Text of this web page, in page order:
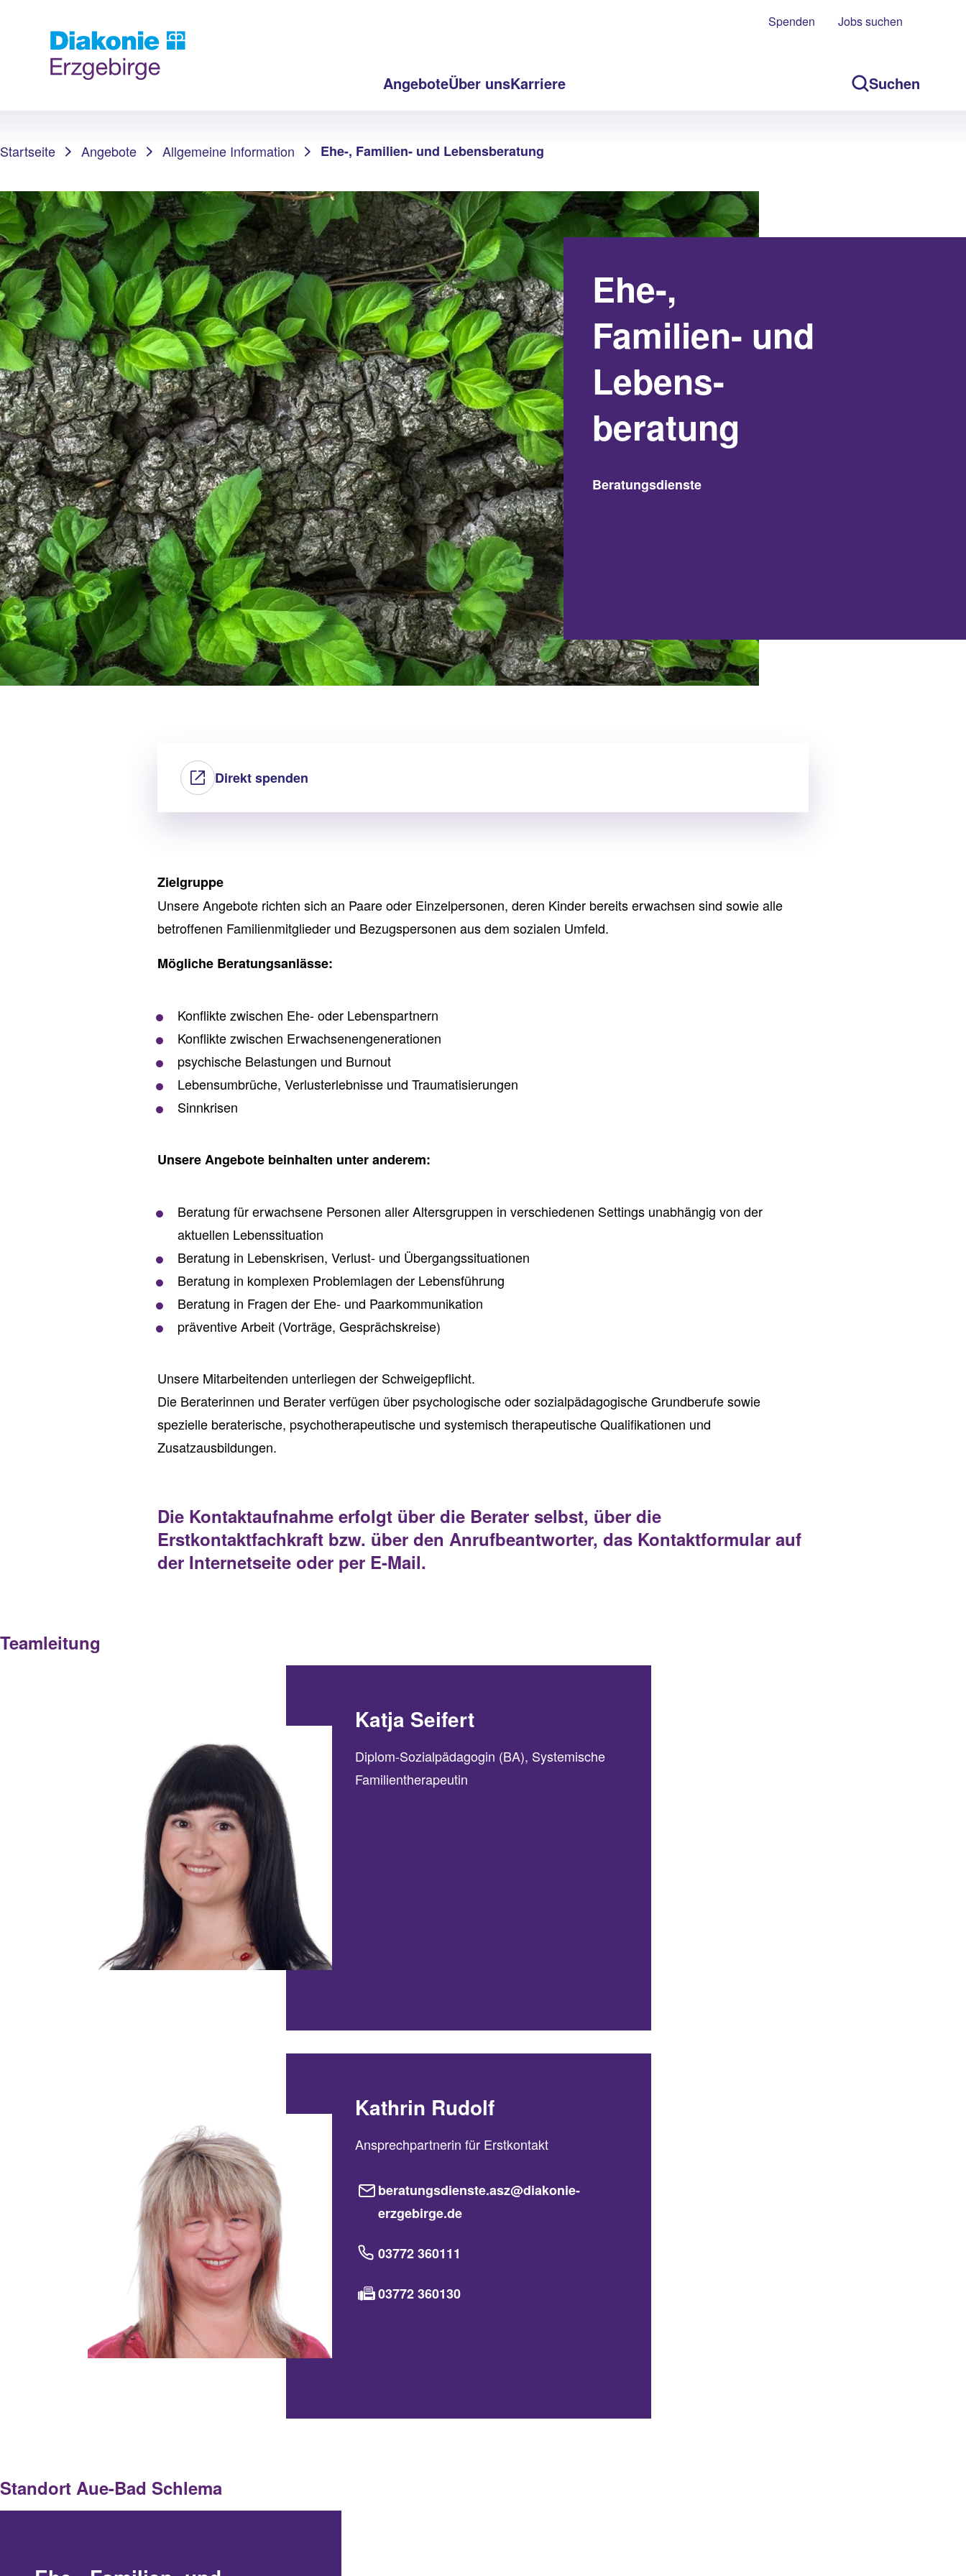
AngeboteÜber unsKarriere Suchen
Spenden Jobs suchen
Startseite Angebote Allgemeine Information Ehe-, Familien- und Lebensberatung
Ehe-,
Familien- und
Lebens-
beratung
Beratungsdienste
Direkt spenden
Zielgruppe
Unsere Angebote richten sich an Paare oder Einzelpersonen, deren Kinder bereits erwachsen sind sowie alle
betroffenen Familienmitglieder und Bezugspersonen aus dem sozialen Umfeld.
Mögliche Beratungsanlässe:
Konflikte zwischen Ehe- oder Lebenspartnern
Konflikte zwischen Erwachsenengenerationen
psychische Belastungen und Burnout
Lebensumbrüche, Verlusterlebnisse und Traumatisierungen
Sinnkrisen
Unsere Angebote beinhalten unter anderem:
Beratung für erwachsene Personen aller Altersgruppen in verschiedenen Settings unabhängig von der
aktuellen Lebenssituation
Beratung in Lebenskrisen, Verlust- und Übergangssituationen
Beratung in komplexen Problemlagen der Lebensführung
Beratung in Fragen der Ehe- und Paarkommunikation
präventive Arbeit (Vorträge, Gesprächskreise)
Unsere Mitarbeitenden unterliegen der Schweigepflicht.
Die Beraterinnen und Berater verfügen über psychologische oder sozialpädagogische Grundberufe sowie
spezielle beraterische, psychotherapeutische und systemisch therapeutische Qualifikationen und
Zusatzausbildungen.
Die Kontaktaufnahme erfolgt über die Berater selbst, über die
Erstkontaktfachkraft bzw. über den Anrufbeantworter, das Kontaktformular auf
der Internetseite oder per E-Mail.
Teamleitung
Katja Seifert
Diplom-Sozialpädagogin (BA), Systemische
Familientherapeutin
Kathrin Rudolf
Ansprechpartnerin für Erstkontakt
beratungsdienste.asz@diakonie-
erzgebirge.de
03772 360111
03772 360130
Standort Aue-Bad Schlema